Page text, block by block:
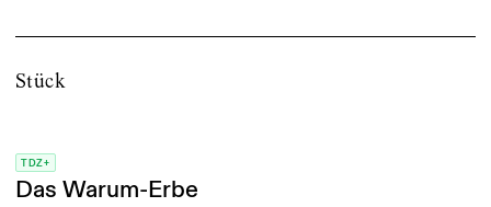
Stück
TDZ+
Das Warum-Erbe